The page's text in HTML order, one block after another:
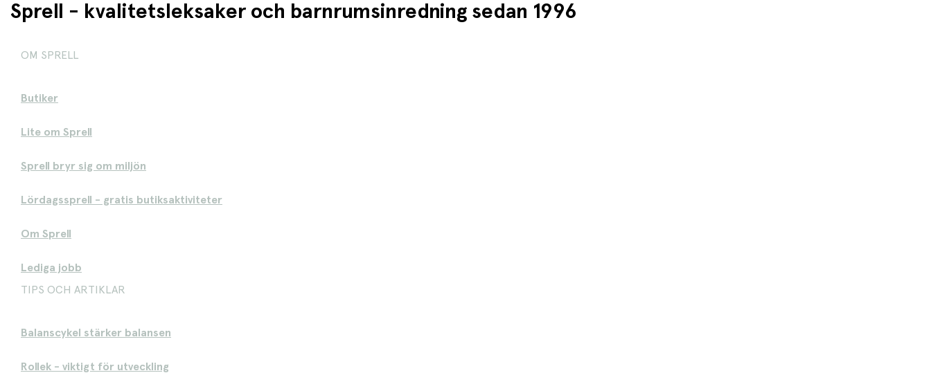
Sprell - kvalitetsleksaker och barnrumsinredning sedan 1996
OM SPRELL
Butiker
Lite om Sprell
Sprell bryr sig om miljön
Lördagssprell - gratis butiksaktiviteter
Om Sprell
Lediga jobb
TIPS OCH ARTIKLAR
Balanscykel stärker balansen
Rollek - viktigt för utveckling